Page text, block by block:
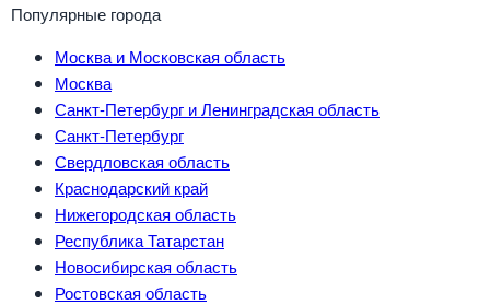
Популярные города
Москва и Московская область
Москва
Санкт-Петербург и Ленинградская область
Санкт-Петербург
Свердловская область
Краснодарский край
Нижегородская область
Республика Татарстан
Новосибирская область
Ростовская область